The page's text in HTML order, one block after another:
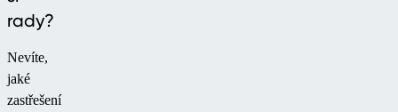
rady?
Nevíte,
jaké
zastřešení